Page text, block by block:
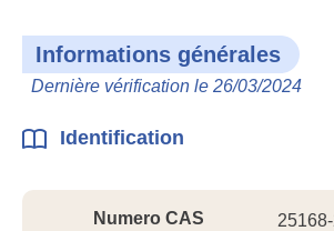
Informations générales
Dernière vérification le 26/03/2024
Identification
Numero CAS